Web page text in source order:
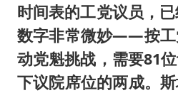
时间表的工党议员，
数字非常微妙——按工
动党魁挑战，需要81
下议院席位的两成。